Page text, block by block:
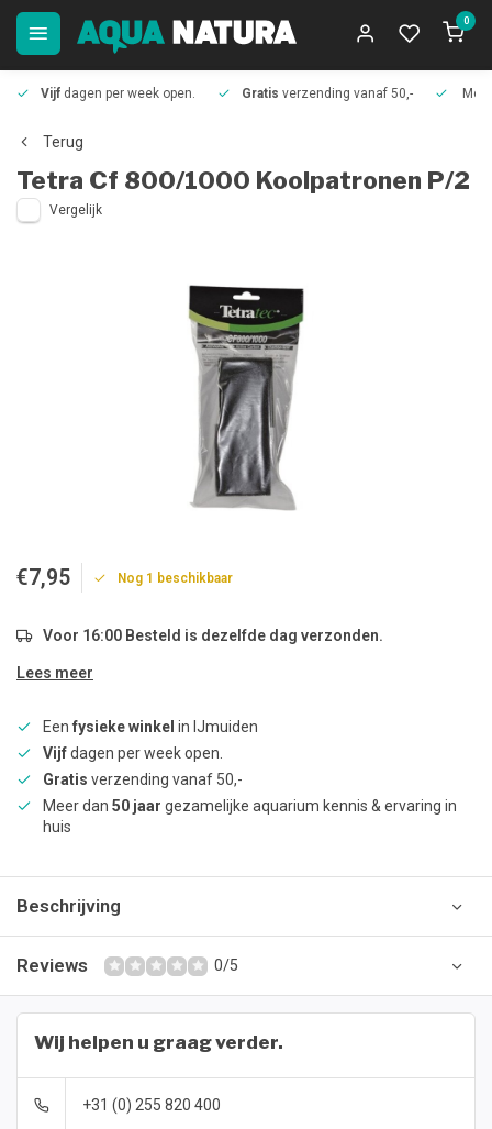
0
Vijf dagen per week open. Gratis verzending vanaf 50,-
Terug
Tetra Cf 800/1000 Koolpatronen P/2
Vergelijk
€7,95 Nog 1 beschikbaar
Voor 16:00 Besteld is dezelfde dag verzonden.
Lees meer
Een fysieke winkel in IJmuiden
Vijfdagen per week open.
Gratis verzending vanaf 50,-
Meer dan 50 jaar gezamelijke aquarium kennis & ervaring in
huis
Beschrijving
Reviews 0/5
Wij helpen u graag verder.
+31 (0) 255 820 400